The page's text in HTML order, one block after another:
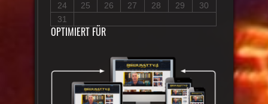
24
25 26 27 28 29
30
31
OPTIMIERT FÜR